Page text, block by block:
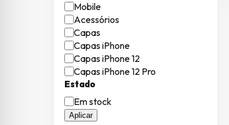
Categoria
Mobile
Acessórios
Capas
Capas iPhone
Capas iPhone 12
Capas iPhone 12 Pro
Estado
Estado
Em stock
Aplicar